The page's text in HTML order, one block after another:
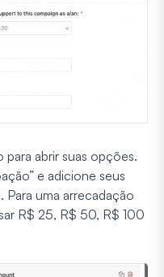
abrir suas opções.
e adicione seus
uma arrecadação
R$ 25, R$ 50, R$ 100